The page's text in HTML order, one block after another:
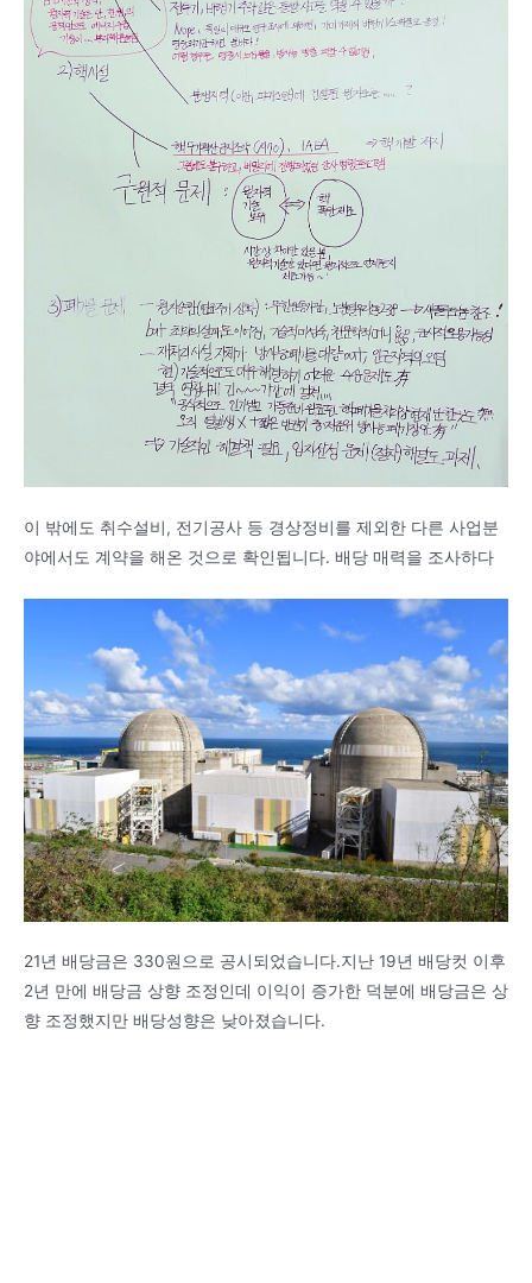
이 밖에도 취수설비, 전기공사 등 경상정비를 제외한 다른 사업분
야에서도 계약을 해온 것으로 확인됩니다. 배당 매력을 조사하다
21년 배당금은 330원으로 공시되었습니다.지난 19년 배당컷 이후
2년 만에 배당금 상향 조정인데 이익이 증가한 덕분에 배당금은 상
향 조정했지만 배당성향은 낮아졌습니다.